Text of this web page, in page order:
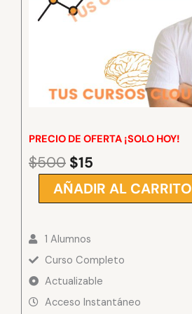
PRECIO DE OFERTA ¡SOLO HOY!
$500El
precio
original
$500.
$15El
precio
actual
Mentes
de
Gerald
Confienza
AÑADIR AL CARRITO
1 Alumnos
Curso Completo
Actualizable
Acceso Instantáneo